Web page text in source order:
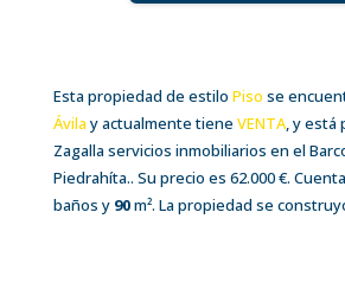
Esta propiedad de estilo Piso se
Ávila y actualmente tiene VENTA, y está
Zagalla servicios inmobiliarios en el
Piedrahíta.. Su precio es 62.000 €.
baños y 90m². La propiedad se